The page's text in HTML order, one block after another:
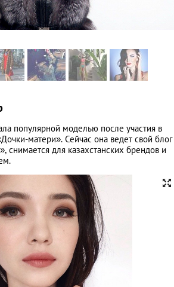
популярной моделью после участия в
матери». Сейчас она ведет свой блог
снимается для казахстанских брендов и